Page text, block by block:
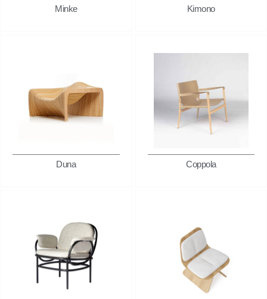
Minke Kimono
Duna Coppola